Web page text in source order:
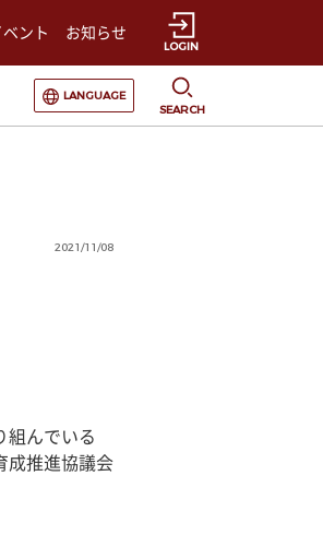
ベント お知らせ
LOGIN
選択すると言語の切替が発生します
LANGUAGE
SEARCH
2021/11/08
組んでいる
成推進協議会